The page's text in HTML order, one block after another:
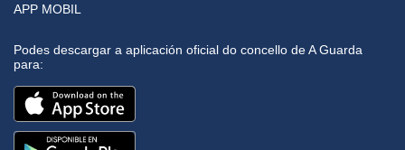
APP MOBIL
Podes descargar a aplicación oficial do concello de A Guarda
para: